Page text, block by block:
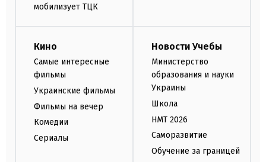
мобилизует ТЦК
Кино
Самые интересные
фильмы
Украинские фильмы
Фильмы на вечер
Комедии
Сериалы
Новости Учебы
Министерство
образования и науки
Украины
Школа
НМТ 2026
Саморазвитие
Обучение за границей